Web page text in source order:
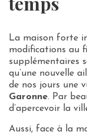
La maison forte
modifications au
supplémentaires
qu’une nouvelle
de nos jours une
Garonne. Par
d’apercevoir la
Aussi, face à la